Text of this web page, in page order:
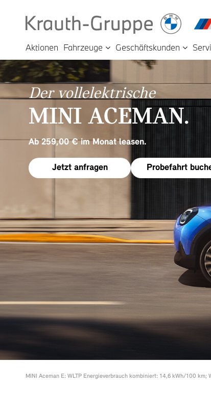
Aktionen Fahrzeuge Geschäftskunden
Der vollelektrische
MINI ACEMAN.
Ab 259,00 € im Monat leasen.
Jetzt anfragen Probefahrt
MINI Aceman E: WLTP Energieverbrauch kombiniert: 14,6 kWh/100